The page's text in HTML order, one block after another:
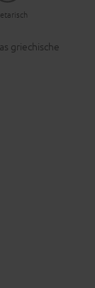
griechische